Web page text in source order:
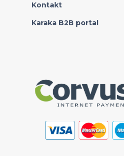
Kontakt
Karaka B2B portal